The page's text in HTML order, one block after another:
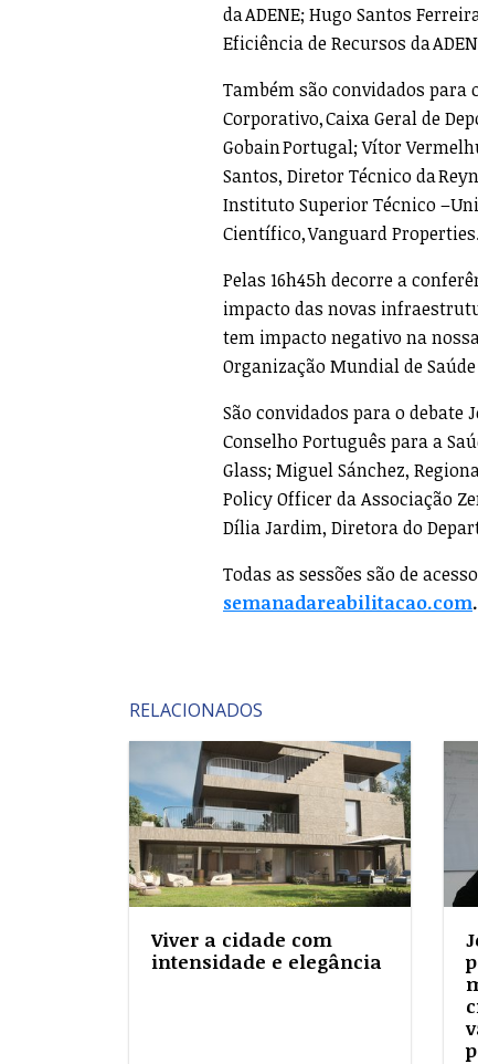
da ADENE; Hugo Santos
Eficiência de Recursos da
Também são convidados para
Corporativo, Caixa Geral de
Gobain Portugal; Vítor
Santos, Diretor Técnico da
Instituto Superior Técnico
Científico, Vanguard
Pelas 16h45h decorre a
impacto das novas
tem impacto negativo na
Organização Mundial de
São convidados para o debate
Conselho Português para a
Glass; Miguel Sánchez,
Policy Officer da Associação
Dília Jardim, Diretora do
Todas as sessões são de
semanadareabilitacao.com.
RELACIONADOS
Viver a cidade com
intensidade e elegância